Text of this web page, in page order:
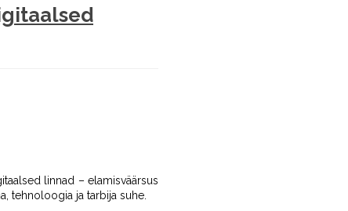
linnad – elamisväärsus
tehnoloogia ja tarbija suhe.